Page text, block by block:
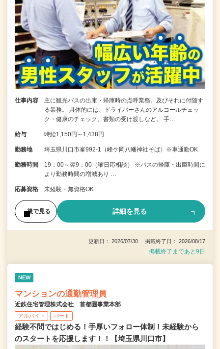
仕事内容
主に観光バスの出庫・帰庫時の点呼業務。及びそれに付随す
る業務。 具体的には、ドライバーさんのアルコールチェッ
ク・健康のチェック、書類の受け渡しなど。 手…
給与 時給1,150円～1,438円
勤務地 埼玉県川口市峯992-1（峰ケ岡八幡神社そば）※車通勤OK
勤務時間
19：00～翌9：00（曜日応相談） ※バスの帰庫・出庫時間に
より勤務時間の増減あり …
応募資格 未経験・無資格OK
後で見る 詳細を見る
更新日： 2026/07/30 掲載終了日： 2026/08/17
掲載終了まであと9日
NEW
マンションの通勤管理員
近鉄住宅管理株式会社 首都圏事業本部
アルバイト パート
経験不問ではじめる！手厚いフォロー体制！未経験から
のスタートを応援します！！【埼玉県川口市】